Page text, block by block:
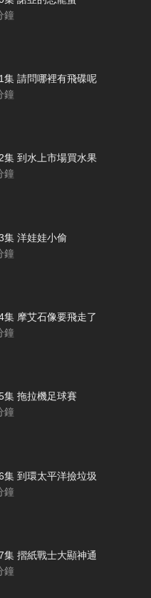
鐘
集 請問哪裡有飛碟呢
鐘
集 到水上市場買水果
鐘
集 洋娃娃小偷
鐘
集 摩艾石像要飛走了
鐘
集 拖拉機足球賽
鐘
集 到環太平洋撿垃圾
鐘
集 摺紙戰士大顯神通
鐘